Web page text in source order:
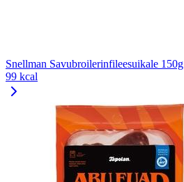
Snellman Savubroilerinfileesuikale 150g
99 kcal